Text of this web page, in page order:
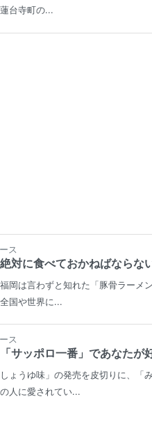
蓮台寺町の...
ス
絶対に食べておかねばならな
福岡は言わずと知れた「豚骨ラーメ
全国や世界に...
ス
「サッポロ一番」であなた
しょうゆ味」の発売を皮切りに、「
の人に愛されてい...